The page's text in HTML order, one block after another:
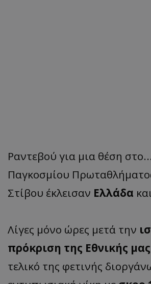
Ραντεβού για μια θέση
Παγκοσμίου
Στίβου έκλεισαν Ελλάδα
Λίγες μόνο ώρες μετά την
πρόκριση της Εθνικής
τελικό της φετινής